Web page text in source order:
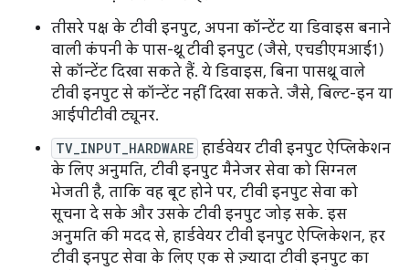
तीसरे पक्ष के टीवी इनपुट, अपना कॉन्टेंट या डिवाइस बनाने
वाली कंपनी के पास-थ्रू टीवी इनपुट (जैसे, एचडीएमआई1)
से कॉन्टेंट दिखा सकते हैं. ये डिवाइस, बिना पासथ्रू वाले
टीवी इनपुट से कॉन्टेंट नहीं दिखा सकते. जैसे, बिल्ट-इन या
आईपीटीवी ट्यूनर.
TV_INPUT_HARDWARE हार्डवेयर टीवी इनपुट ऐप्लिकेशन
के लिए अनुमति, टीवी इनपुट मैनेजर सेवा को सिग्नल
भेजती है, ताकि वह बूट होने पर, टीवी इनपुट सेवा को
सूचना दे सके और उसके टीवी इनपुट जोड़ सके. इस
अनुमति की मदद से, हार्डवेयर टीवी इनपुट ऐप्लिकेशन, हर
टीवी इनपुट सेवा के लिए एक से ज़्यादा टीवी इनपुट का